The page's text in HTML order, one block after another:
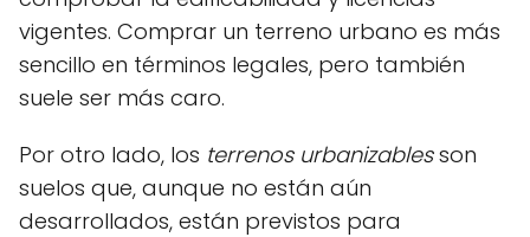
vigentes. Comprar un terreno urbano es más
sencillo en términos legales, pero también
suele ser más caro.
Por otro lado, los terrenos urbanizablesson
suelos que, aunque no están aún
desarrollados, están previstos para